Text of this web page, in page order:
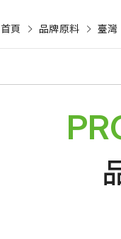
首頁 品牌原料 臺灣